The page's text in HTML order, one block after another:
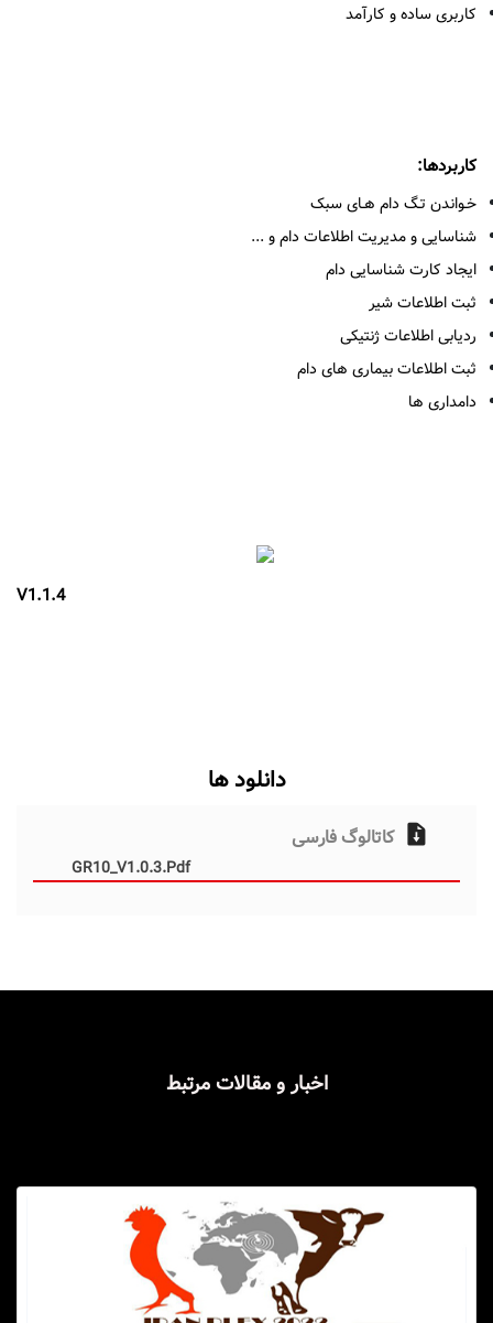
کاربری ساده و کارآمد
کاربردها:
خـواندن تـگ دام هـای سبک
شناسایی و مدیریت اطلاعات دامو ...
ایجاد کارت شناسایی دام
ثبت اطلاعات شیر
ردیابی اطلاعات ژنتیکی
ثبت اطلاعات بیماری های دام
دامداری ها
V1.1.4
دانلود ها
کاتالوگ فارسی
GR10_V1.0.3.pdf
اخبار و مقالات مرتبط